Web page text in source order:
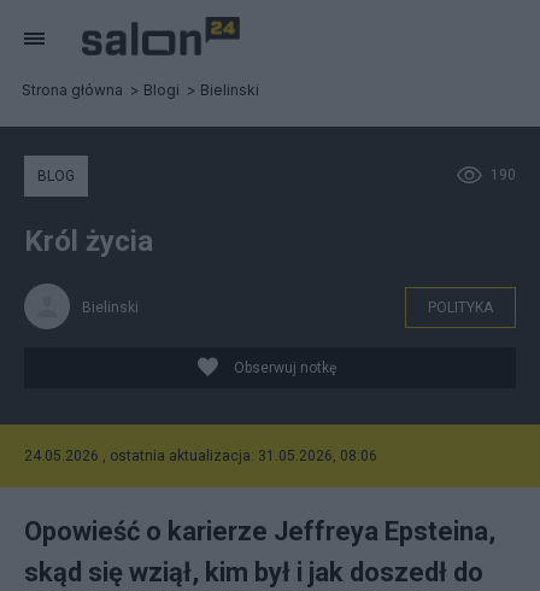
Strona główna Blogi Bielinski
190
BLOG
Król życia
Bielinski POLITYKA
Obserwuj notkę
24.05.2026 , ostatnia aktualizacja: 31.05.2026, 08:06
Opowieść o karierze Jeffreya Epsteina,
skąd się wziął, kim był i jak doszedł do